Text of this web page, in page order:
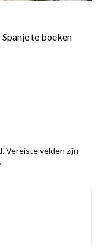
Spanje te boeken
Vereiste velden zijn